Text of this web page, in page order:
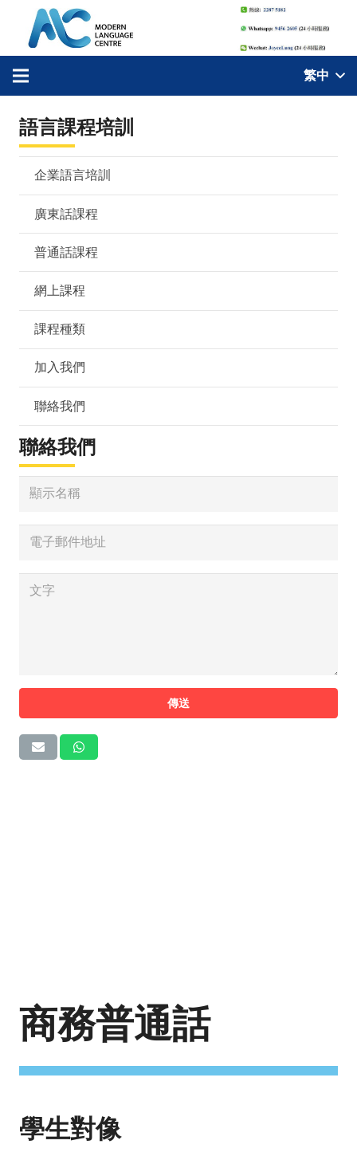
繁中
語言課程培訓
企業語言培訓
廣東話課程
普通話課程
網上課程
課程種類
加入我們
聯絡我們
聯絡我們
傳送
商務普通話
學生對像